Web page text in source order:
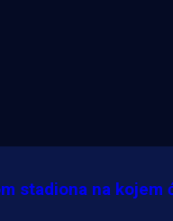
stadiona na kojem